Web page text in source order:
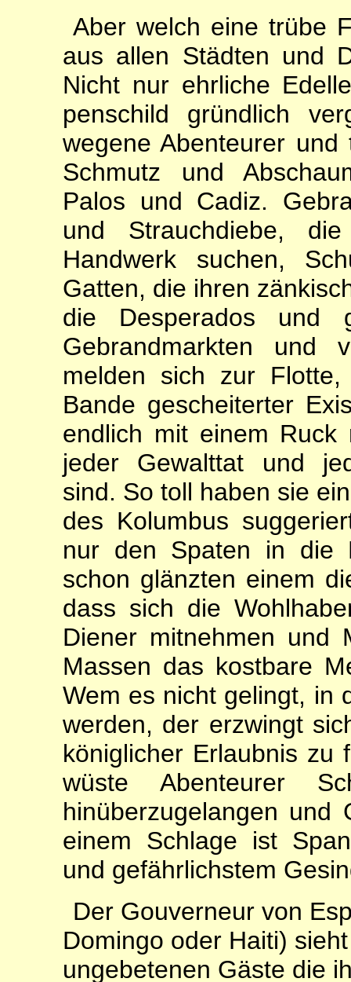
Aber welch eine trübe
aus allen Städten und
Nicht nur ehrliche
penschild gründlich
wegene Abenteurer
Schmutz und
Palos und Cadiz.
und Strauchdiebe,
Handwerk suchen,
Gatten, die ih­ren
die Despera­dos und
Gebrandmarkten und
melden sich zur Flotte,
Bande gescheiterter
endlich mit einem
jeder Gewalttat und
sind. So toll haben sie
des Kolumbus
nur den Spaten in die
schon glänzten einem
dass sich die
Diener mitnehmen und
Massen das kostbare
Wem es nicht gelingt, in
werden, der erzwingt
königlicher Erlaubnis zu
wüste Abenteurer
hinüberzugelangen
einem Schlage ist
und gefährlichstem
Der Gouverneur von
Domingo oder Haiti)
ungebetenen Gäste die